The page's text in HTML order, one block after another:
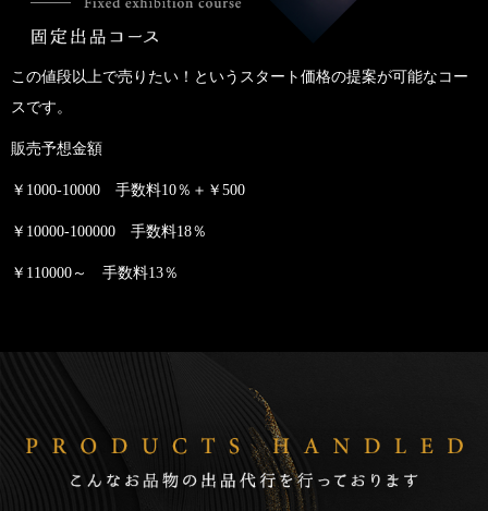
この値段以上で売りたい！というスタート価格の提案が可能なコー
スです。
販売予想金額
￥1000-10000 手数料10％＋￥500
￥10000-100000 手数料18％
￥110000～ 手数料13％